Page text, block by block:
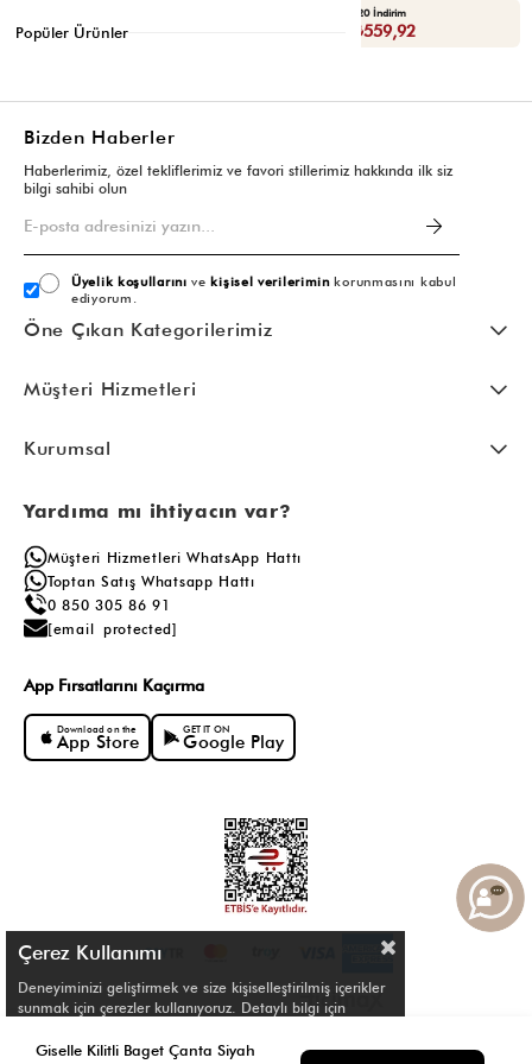
Sepette : ₺559,92
Yaza Özel Ek %20 İndirim
Sepette : ₺559,92
Bizden Haberler
Haberlerimiz, özel tekliflerimiz ve favori stillerimiz hakkında ilk siz
bilgi sahibi olun
Üyelik koşullarını vekişisel verileriminkorunmasını kabul
ediyorum.
Öne Çıkan Kategorilerimiz
Müşteri Hizmetleri
Kurumsal
Yardıma mı ihtiyacın var?
Müşteri Hizmetleri WhatsApp Hattı
Toptan Satış Whatsapp Hattı
0 850 305 86 91
[email protected]
App Fırsatlarını Kaçırma
Download on the
App Store
GET IT ON
Google Play
Çerez Kullanımı
Deneyiminizi geliştirmek ve size kişiselleştirilmiş içerikler
sunmak için çerezler kullanıyoruz. Detaylı bilgi için
Giselle Kilitli Baget Çanta Siyah
Popüler Ürünler